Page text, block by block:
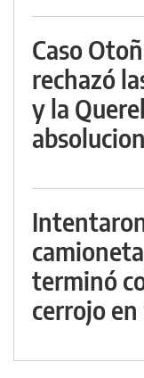
Caso
rechazó
y la
terminó
cerrojo